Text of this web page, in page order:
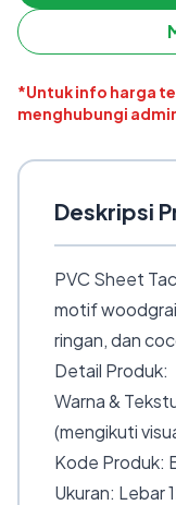
*Untuk info harga
menghubungi
Deskripsi
PVC Sheet
motif
ringan, dan
Detail Produk:
Warna &
(mengikuti
Kode Produk:
Ukuran: Lebar